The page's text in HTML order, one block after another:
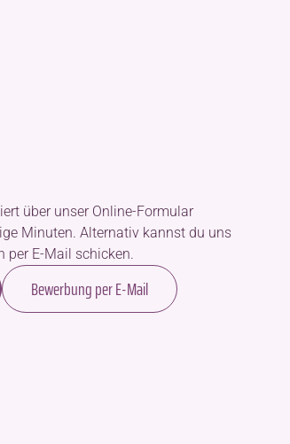
über unser Online-Formular
Minuten. Alternativ kannst du uns
per E-Mail schicken.
Bewerbung per E-Mail